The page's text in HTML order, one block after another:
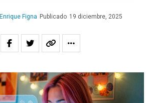
Enrique Figna Publicado 19 diciembre, 2025